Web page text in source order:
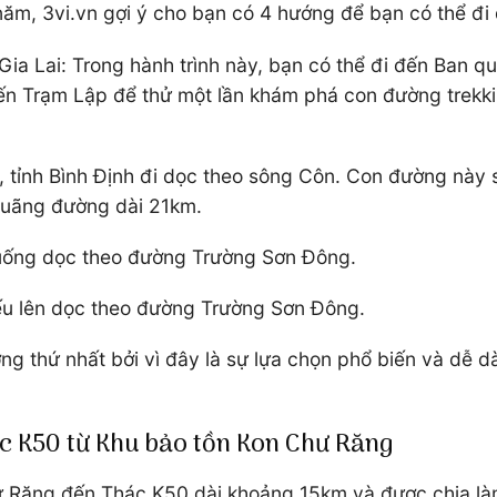
3vi.vn gợi ý cho bạn có 4 hướng để bạn có thể
Lai: Trong hành trình này, bạn có thể đi đến Ban
Trạm Lập để thử một lần khám phá con đường
Bình Định đi dọc theo sông Côn. Con đường này
đường dài 21km.
dọc theo đường Trường Sơn Đông.
lên dọc theo đường Trường Sơn Đông.
thứ nhất bởi vì đây là sự lựa chọn phổ biến và dễ
từ Khu bảo tồn Kon Chư Răng